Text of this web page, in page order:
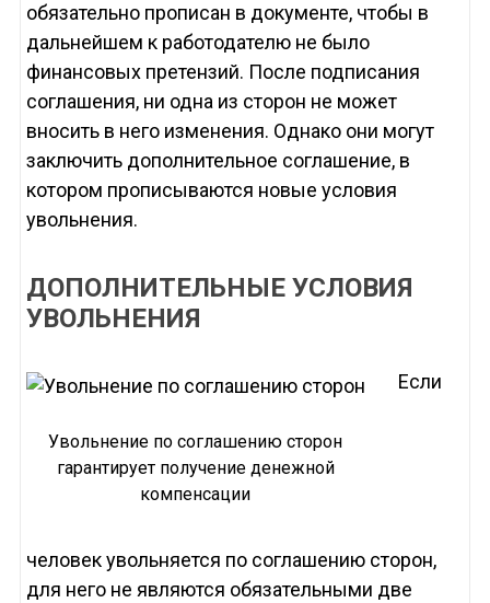
обязательно прописан в документе, чтобы в
дальнейшем к работодателю не было
финансовых претензий. После подписания
соглашения, ни одна из сторон не может
вносить в него изменения. Однако они могут
заключить дополнительное соглашение, в
котором прописываются новые условия
увольнения.
ДОПОЛНИТЕЛЬНЫЕ УСЛОВИЯ
УВОЛЬНЕНИЯ
Увольнение по соглашению сторон
гарантирует получение денежной
компенсации
Если
человек увольняется по соглашению сторон,
для него не являются обязательными две